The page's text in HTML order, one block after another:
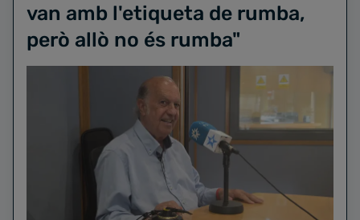
van amb l'etiqueta de rumba,
però allò no és rumba"